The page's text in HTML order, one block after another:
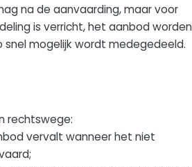
na de aanvaarding, maar voor
is verricht, het aanbod worden
snel mogelijk wordt medegedeeld.
rechtswege:
vervalt wanneer het niet